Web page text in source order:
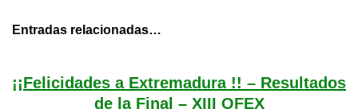
Entradas relacionadas…
¡¡Felicidades a Extremadura !! – Resultados
de la Final – XIII OFEX